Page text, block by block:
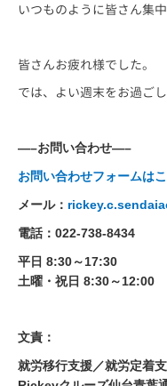
いつものように皆さん集
皆さんお疲れ様でした。
では、よい週末をお過ごし
—–お問い合わせ—–
お問い合わせフォームは
メール：
電話：022-738-8434
平日 8:30～17:30
土曜・祝日 8:30～12:00
文責：
就労移行支援／就労定着